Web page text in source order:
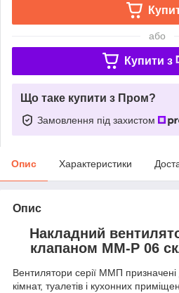
або
Купити з
Що таке купити з Пром?
Замовлення під захистом
Опис Характеристики
Опис
Накладний
клапаном MM-P 06
Вентилятори серії ММП призначені
кімнат, туалетів і кухонних